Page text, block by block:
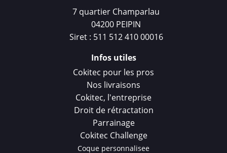
7 quartier Champarlau
04200 PEIPIN
Siret : 511 512 410 00016
Infos utiles
Cokitec pour les pros
Nos livraisons
Cokitec, l'entreprise
Droit de rétractation
Parrainage
Cokitec Challenge
Coque personnalisee